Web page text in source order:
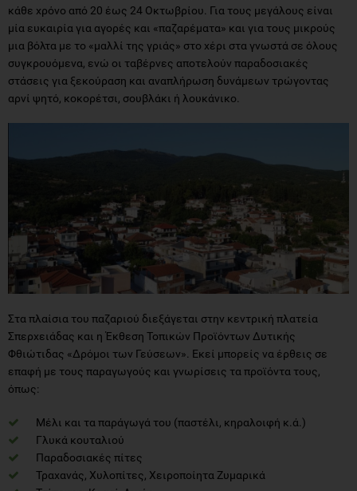
κάθε χρόνο από 20 έως 24 Οκτωβρίου. Για τους μεγάλους είναι
μία ευκαιρία για αγορές και «παζαρέματα» και για τους μικρούς
μια βόλτα με το «μαλλί της γριάς» στο χέρι στα γνωστά σε όλους
συγκρουόμενα, ενώ οι ταβέρνες αποτελούν παραδοσιακές
στάσεις για ξεκούραση και αναπλήρωση δυνάμεων τρώγοντας
αρνί ψητό, κοκορέτσι, σουβλάκι ή λουκάνικο.
Στα πλαίσια του παζαριού διεξάγεται στην κεντρική πλατεία
Σπερχειάδας και η Έκθεση Τοπικών Προϊόντων Δυτικής
Φθιώτιδας «Δρόμοι των Γεύσεων». Εκεί μπορείς να έρθεις σε
επαφή με τους παραγωγούς και γνωρίσεις τα προϊόντα τους,
όπως:
Μέλι και τα παράγωγά του (παστέλι, κηραλοιφή κ.ά.)
Γλυκά κουταλιού
Παραδοσιακές πίτες
Τραχανάς, Χυλοπίτες, Χειροποίητα Ζυμαρικά